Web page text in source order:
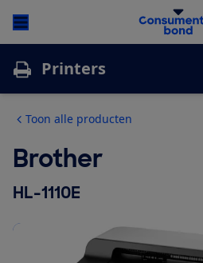
Printers
Toon alle producten
Brother
HL-1110E